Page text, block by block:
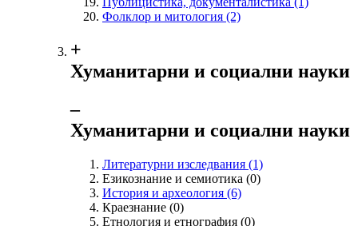
Фолклор и митология (2)
+
Хуманитарни и социални науки
‒
Хуманитарни и социални науки
Литературни изследвания (1)
Езикознание и семиотика (0)
История и археология (6)
Краезнание (0)
Етнология и етнография (0)